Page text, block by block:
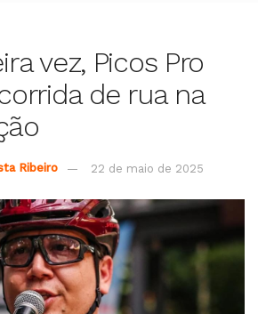
vez, Picos Pro
de rua na
Ribeiro 22 de maio de 2025